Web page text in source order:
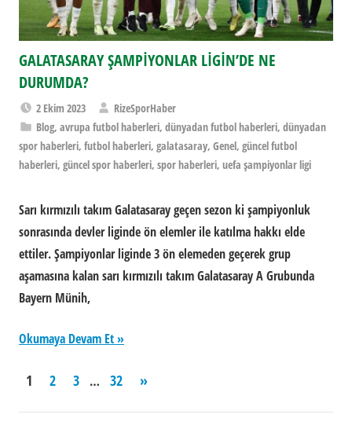
GALATASARAY ŞAMPİYONLAR LİGİN’DE NE
DURUMDA?
2 Ekim 2023
RizeSporHaber
Blog,avrupa futbol haberleri,dünyadan futbol haberleri,dünyadan
spor haberleri, futbol haberleri, galatasaray, Genel, güncel futbol
haberleri, güncel spor haberleri, spor haberleri, uefa şampiyonlar ligi
Sarı kırmızılı takım Galatasaray geçen sezon ki şampiyonluk
sonrasında devler liginde ön elemler ile katılma hakkı elde
ettiler. Şampiyonlar liginde 3 ön elemeden geçerek grup
aşamasına kalan sarı kırmızılı takım Galatasaray A Grubunda
Bayern Münih,
Okumaya Devam Et
Yazı
sayfalaması
1 2 3 … 32
Next
»